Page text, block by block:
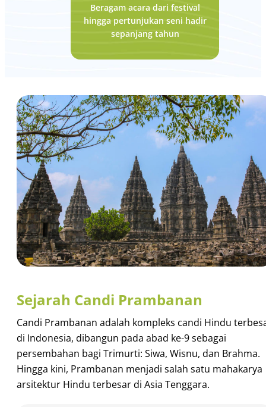
Beragam acara dari festival
hingga pertunjukan seni hadir
sepanjang tahun
Sejarah Candi Prambanan
Candi Prambanan adalah kompleks candi Hindu
di Indonesia, dibangun pada abad ke-9 sebagai
persembahan bagi Trimurti: Siwa, Wisnu, dan Brahma.
Hingga kini, Prambanan menjadi salah satu mahakarya
arsitektur Hindu terbesar di Asia Tenggara.